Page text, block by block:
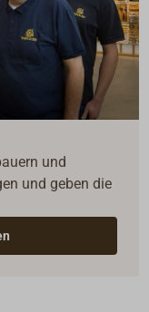
und
und geben die